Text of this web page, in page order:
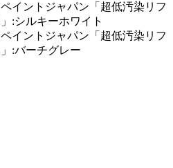
イントジャパン「超低汚染リフ
:シルキーホワイト
イントジャパン「超低汚染リフ
:バーチグレー